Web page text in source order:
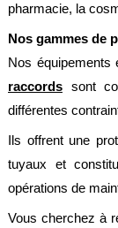
Viticulture
Chimie
et
Pétrochimie
Cosméto
Pharma
Ferroviaire
pharmacie, la
Nos gammes de
Nos équipements
raccordssont
différentes
Ils offrent une
tuyaux et
opérations de
Vous cherchez à